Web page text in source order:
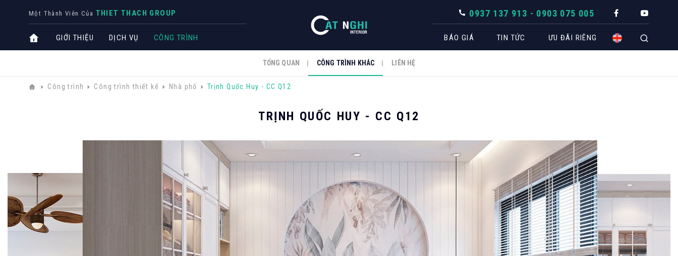
Một Thành Viên Của THIET THACH GROUP
GIỚI THIỆU DỊCH VỤ CÔNG TRÌNH
CÔNG TRÌNH THI CÔNG
Biệt thự
Căn hộ
Nhà phố
Spa
Khách sạn
Showroom - Gara
Đang Thi Công
Biệt thự
Căn hộ
Nhà phố
Spa
Văn phòng
Coffee
Khách sạn
Shop -
Showroom
Nhà hàng - Bar
0937 137 913 - 0903 075 005
BÁO GIÁ
THIẾT KẾ NỘI THẤT TRỌN GÓI CẢI TẠO - HOÀN THIỆN XÂY DỰNG PHẦN THÔ BÁO GIÁ NHANH THEO KHÔNG GIAN
TIN TỨC
CHUYÊN NGÀNH BẢN TIN CÔNG TY TUYỂN DỤNG
ƯU ĐÃI RIÊNG
TỔNG QUAN CÔNG TRÌNH KHÁC LIÊN HỆ
Công trình Công trình thiết kế Nhà phố Trịnh Quốc Huy - CC Q12
TRỊNH QUỐC HUY - CC Q12